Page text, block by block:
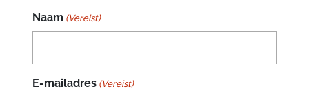
Naam (Vereist)
E-mailadres (Vereist)